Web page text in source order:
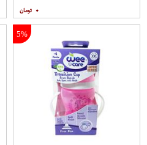
۰
5%